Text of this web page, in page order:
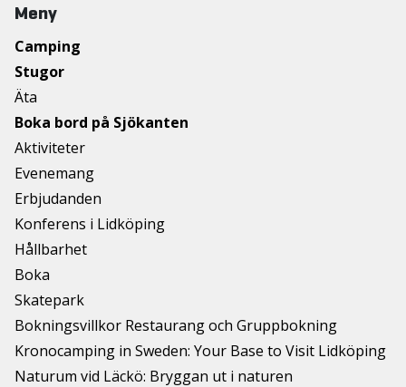
Meny
Camping
Stugor
Äta
Boka bord på Sjökanten
Aktiviteter
Evenemang
Erbjudanden
Konferens i Lidköping
Hållbarhet
Boka
Skatepark
Bokningsvillkor Restaurang och Gruppbokning
Kronocamping in Sweden: Your Base to Visit Lidköping
Naturum vid Läckö: Bryggan ut i naturen